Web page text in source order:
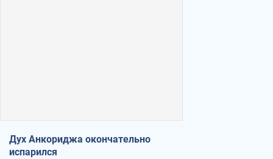
Дух Анкориджа окончательно
испарился